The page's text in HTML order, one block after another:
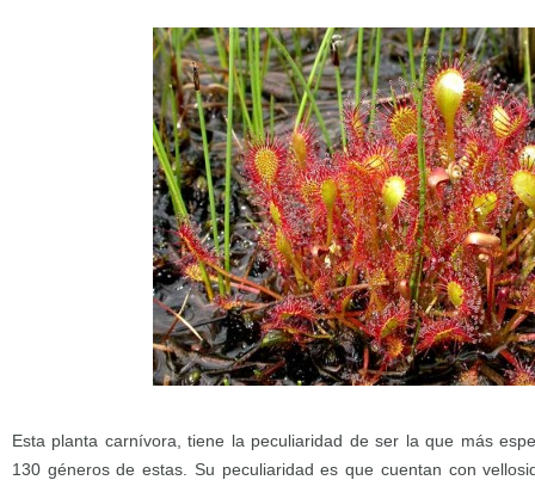
Esta planta carnívora, tiene la peculiaridad de ser la que más
130 géneros de estas. Su peculiaridad es que cuentan con